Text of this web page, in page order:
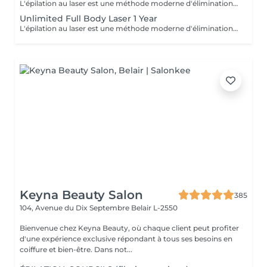
L'épilation au laser est une méthode moderne d'élimination des poils indésirables grâce à l'émission de lumière laser. Le laser cible la mélanine du poil, détruisant le follicule pileux, ce qui entraîne une chute progressive des poils. L'un des types de laser les plus populaires est le laser à diode, qui convient à la plupart des types de peau et offre des résultats efficaces. Recommandations avant la séance : Rasage des zones traitées : Il est impératif de raser soigneusement toutes les zones à traiter 24 heures avant la séance. Cela permet au laser d'agir directement sur le follicule pileux et d'optimiser l'efficacité du traitement. Hygiène : Prenez une douche avant votre rendez-vous afin d'avoir une peau propre. Menstruation : Si vous avez vos règles le jour de la séance, utilisez un tampon. Condition importante : Si vous vous présentez avec des zones non rasées, le paiement de la séance sera automatiquement prélevé et aucun remboursement ne sera possible. Unlimited number of zones in 1 hour.
Unlimited Full Body Laser 1 Year
L'épilation au laser est une méthode moderne d'élimination des poils indésirables grâce à l'émission de lumière laser. Le laser cible la mélanine du poil, détruisant le follicule pileux, ce qui entraîne une chute progressive des poils. L'un des types de laser les plus populaires est le laser à diode, qui convient à la plupart des types de peau et offre des résultats efficaces. Recommandations avant la séance : Rasage des zones traitées : Il est impératif de raser soigneusement toutes les zones à traiter 24 heures avant la séance. Cela permet au laser d'agir directement sur le follicule pileux et d'optimiser l'efficacité du traitement. Hygiène : Prenez une douche avant votre rendez-vous afin d'avoir une peau propre. Menstruation : Si vous avez vos règles le jour de la séance, utilisez un tampon. Condition importante : Si vous vous présentez avec des zones non rasées, le paiement de la séance sera automatiquement prélevé et aucun remboursement ne sera possible.
Keyna Beauty Salon
385
104, Avenue du Dix Septembre Belair L-2550
Bienvenue chez Keyna Beauty, où chaque client peut profiter
d'une expérience exclusive répondant à tous ses besoins en
coiffure et bien-être. Dans not...